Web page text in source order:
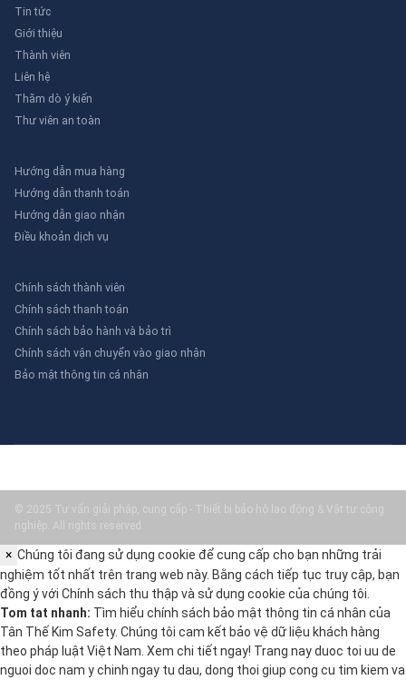
Tin tức
Giới thiệu
Thành viên
Liên hệ
Thăm dò ý kiến
Thư viên an toàn
Hướng dẫn mua hàng
Hướng dẫn thanh toán
Hướng dẫn giao nhận
Điều khoản dịch vụ
Chính sách thành viên
Chính sách thanh toán
Chính sách bảo hành và bảo trì
Chính sách vận chuyển vào giao nhận
Bảo mật thông tin cá nhân
© 2025 Tư vấn giải pháp, cung cấp - Thiết bị bảo hộ lao động & Vật tư công
nghiệp. All rights reserved.
× Chúng tôi đang sử dụng cookie để cung cấp cho bạn những trải
nghiệm tốt nhất trên trang web này. Bằng cách tiếp tục truy cập, bạn
đồng ý với Chính sách thu thập và sử dụng cookie của chúng tôi.
Tom tat nhanh: Tìm hiểu chính sách bảo mật thông tin cá nhân của
Tân Thế Kim Safety. Chúng tôi cam kết bảo vệ dữ liệu khách hàng
theo pháp luật Việt Nam. Xem chi tiết ngay! Trang nay duoc toi uu de
nguoi doc nam y chinh ngay tu dau, dong thoi giup cong cu tim kiem va